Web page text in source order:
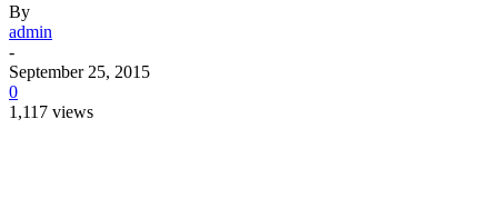
By
admin
-
September 25, 2015
0
1,117 views